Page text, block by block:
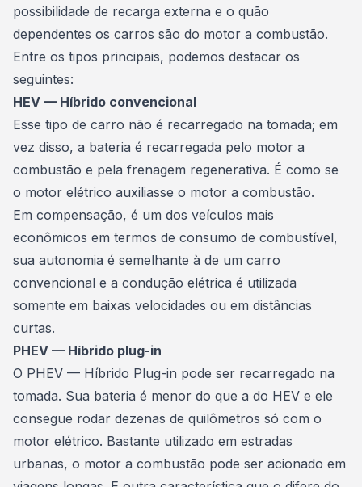
possibilidade de recarga externa e o quão
dependentes os carros são do motor a combustão.
Entre os tipos principais, podemos destacar os
seguintes:
HEV — Híbrido convencional
Esse tipo de carro não é recarregado na tomada; em
vez disso, a bateria é recarregada pelo motor a
combustão e pela frenagem regenerativa. É como se
o motor elétrico auxiliasse o motor a combustão.
Em compensação, é um dos veículos mais
econômicos em termos de consumo de combustível,
sua autonomia é semelhante à de um carro
convencional e a condução elétrica é utilizada
somente em baixas velocidades ou em distâncias
curtas.
PHEV — Híbrido plug-in
O PHEV — Híbrido Plug-in pode ser recarregado na
tomada. Sua bateria é menor do que a do HEV e ele
consegue rodar dezenas de quilômetros só com o
motor elétrico. Bastante utilizado em estradas
urbanas, o motor a combustão pode ser acionado em